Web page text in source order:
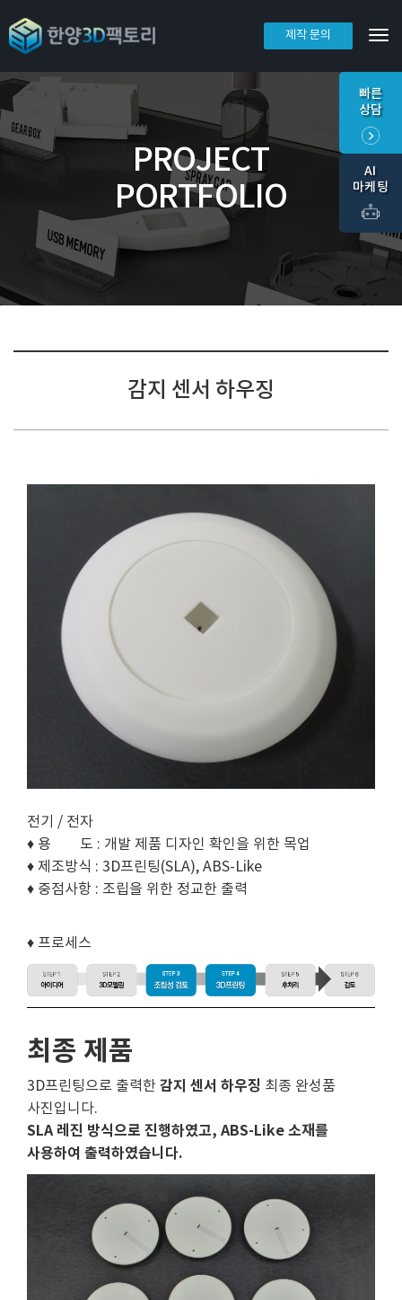
제작 문의
PROJECT
PORTFOLIO
감지 센서 하우징
전기 / 전자
♦ 용 도 : 개발 제품 디자인 확인을 위한 목업
♦ 제조방식 : 3D프린팅(SLA), ABS-Like
♦ 중점사항 : 조립을 위한 정교한 출력
♦ 프로세스
최종 제품
3D프린팅으로 출력한 감지 센서 하우징 최종 완성품
사진입니다.
SLA 레진 방식으로 진행하였고, ABS-Like 소재를
사용하여 출력하였습니다.
빠른
상담
AI
마케팅